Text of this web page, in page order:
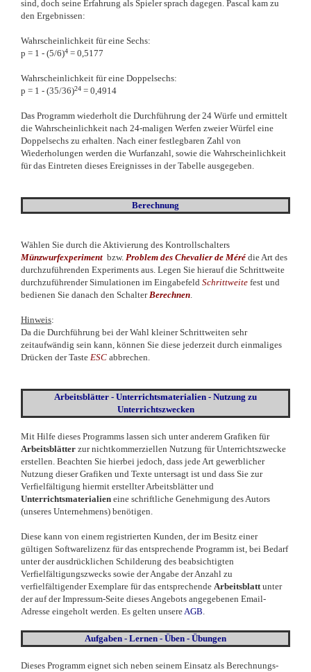
sind, doch seine Erfahrung als Spieler sprach dagegen. Pascal kam zu
den Ergebnissen:
Wahrscheinlichkeit für eine Sechs:
p = 1 - (5/6)4 = 0,5177
Wahrscheinlichkeit für eine Doppelsechs:
p = 1 - (35/36)24 = 0,4914
Das Programm wiederholt die Durchführung der 24 Würfe und ermittelt
die Wahrscheinlichkeit nach 24-maligen Werfen zweier Würfel eine
Doppelsechs zu erhalten. Nach einer festlegbaren Zahl von
Wiederholungen werden die Wurfanzahl, sowie die Wahrscheinlichkeit
für das Eintreten dieses Ereignisses in der Tabelle ausgegeben.
Berechnung
Wählen Sie durch die Aktivierung des Kontrollschalters
Münzwurfexperiment bzw. Problem des Chevalier de Méré die Art des
durchzuführenden Experiments aus. Legen Sie hierauf die Schrittweite
durchzuführender Simulationen im Eingabefeld Schrittweite fest und
bedienen Sie danach den SchalterBerechnen.
Hinweis:
Da die Durchführung bei der Wahl kleiner Schrittweiten sehr
zeitaufwändig sein kann, können Sie diese jederzeit durch einmaliges
Drücken der Taste ESC abbrechen.
Arbeitsblätter - Unterrichtsmaterialien - Nutzung zu
Unterrichtszwecken
Mit Hilfe dieses Programms lassen sich unter anderem Grafiken für
Arbeitsblätter zur nichtkommerziellen Nutzung für Unterrichtszwecke
erstellen. Beachten Sie hierbei jedoch, dass jede Art gewerblicher
Nutzung dieser Grafiken und Texte untersagt ist und dass Sie zur
Verfielfältigung hiermit erstellter Arbeitsblätter und
Unterrichtsmaterialien eine schriftliche Genehmigung des Autors
(unseres Unternehmens) benötigen.
Diese kann von einem registrierten Kunden, der im Besitz einer
gültigen Softwarelizenz für das entsprechende Programm ist, bei Bedarf
unter der ausdrücklichen Schilderung des beabsichtigten
Verfielfältigungszwecks sowie der Angabe der Anzahl zu
verfielfältigender Exemplare für das entsprechende Arbeitsblattunter
der auf der Impressum-Seite dieses Angebots angegebenen Email-
Adresse eingeholt werden. Es gelten unsereAGB.
Aufgaben - Lernen - Üben - Übungen
Dieses Programm eignet sich neben seinem Einsatz als Berechnungs-